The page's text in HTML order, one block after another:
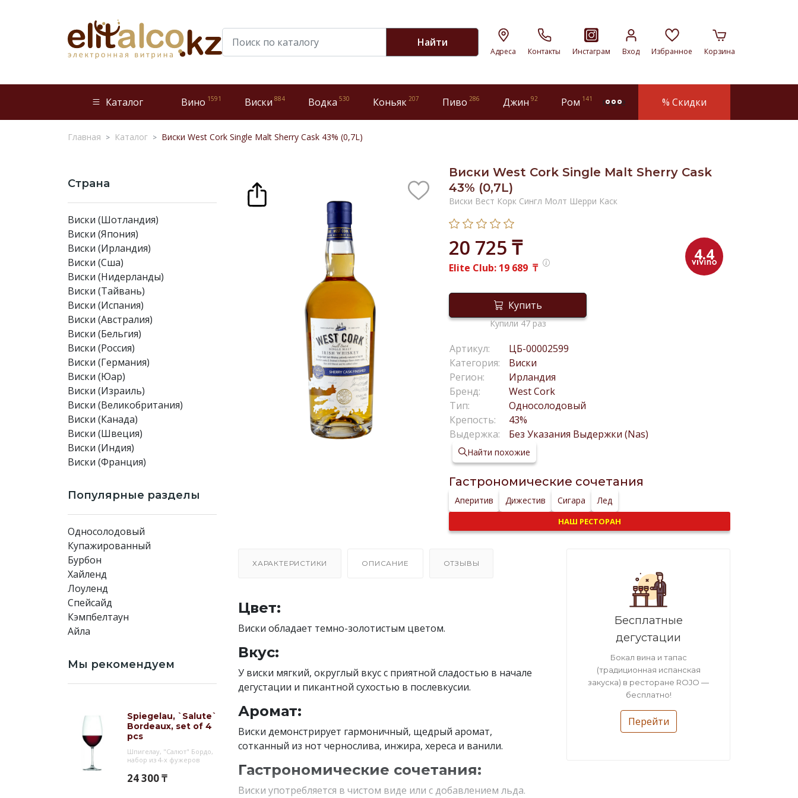
Найти
Адреса Контакты Инстаграм Вход Избранное Корзина
Каталог Вино 1591 Виски 884 Водка 530 Коньяк 207 Пиво 286 Джин 92 Ром 141 more % Скидки
Главная Каталог Виски West Cork Single Malt Sherry Cask 43% (0,7L)
Страна
Виски (Шотландия)
Виски (Япония)
Виски (Ирландия)
Виски (Сша)
Виски (Нидерланды)
Виски (Тайвань)
Виски (Испания)
Виски (Австралия)
Виски (Бельгия)
Виски (Россия)
Виски (Германия)
Виски (Юар)
Виски (Израиль)
Виски (Великобритания)
Виски (Канада)
Виски (Швеция)
Виски (Индия)
Виски (Франция)
Популярные разделы
Односолодовый
Купажированный
Бурбон
Хайленд
Лоуленд
Спейсайд
Кэмпбелтаун
Айла
Мы рекомендуем
Spiegelau, `Salute`
Bordeaux, set of 4
pcs
Шпигелау, "Салют" Бордо,
набор из 4-х фужеров
24 300 ₸
Виски West Cork Single Malt Sherry Cask
43% (0,7L)
Виски Вест Корк Сингл Молт Шерри Каск
20 725 ₸
Elite Club: 19 689 ₸
4.4
Купить
Купили 47 раз
Артикул:
ЦБ-00002599
Категория:
Виски
Регион:
Ирландия
Бренд:
West Cork
Тип:
Односолодовый
Крепость:
43%
Выдержка:
Без Указания Выдержки (Nas)
Найти похожие
Гастрономические сочетания
Аперитив Дижестив Сигара Лед
НАШ РЕСТОРАН
ХАРАКТЕРИСТИКИ ОПИСАНИЕ ОТЗЫВЫ
Цвет:
Виски обладает темно-золотистым цветом.
Вкус:
У виски мягкий, округлый вкус с приятной сладостью в начале
дегустации и пикантной сухостью в послевкусии.
Аромат:
Виски демонстрирует гармоничный, щедрый аромат,
сотканный из нот чернослива, инжира, хереса и ванили.
Гастрономические сочетания:
Виски употребляется в чистом виде или с добавлением льда.
Бесплатные
дегустации
Бокал вина и тапас
(традиционная испанская
закуска) в ресторане ROJO —
бесплатно!
Перейти